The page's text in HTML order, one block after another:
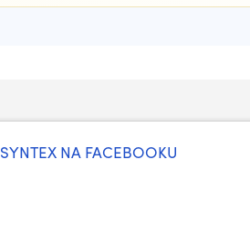
SYNTEX NA FACEBOOKU